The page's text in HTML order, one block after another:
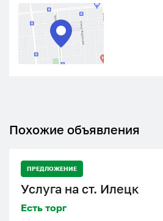
Похожие объявления
ПРЕДЛОЖЕНИЕ
Услуга на ст. Илецк
Есть торг